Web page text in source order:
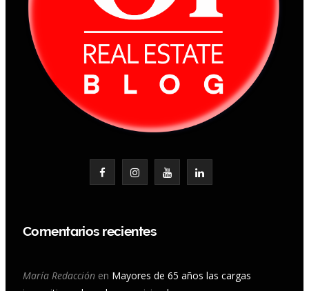
b
I
a
Y
u
L
e
Comentarios recientes
María Redacción en Mayores de 65 años las cargas